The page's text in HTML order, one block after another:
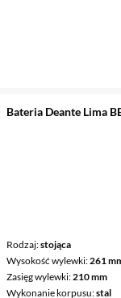
Bateria Deante Lima
Rodzaj stojąca
Wysokość wylewki 261
Zasięg wylewki 210 mm
Wykonanie korpusu stal